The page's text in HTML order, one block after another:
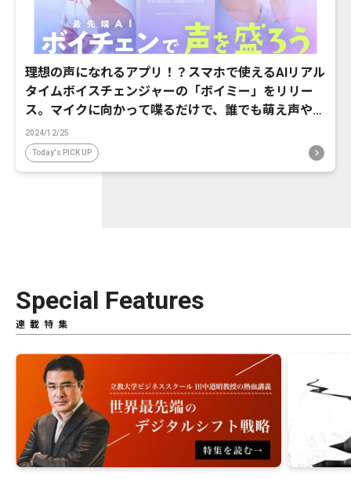
理想の声になれるアプリ！？スマホで使えるAIリアル
タイムボイスチェンジャーの「ボイミー」をリリー
ス。マイクに向かって喋るだけで、誰でも萌え声やイ
ケボ風に音声変換が可能に。
2024/12/25
Today's PICK UP
Special Features
連載特集